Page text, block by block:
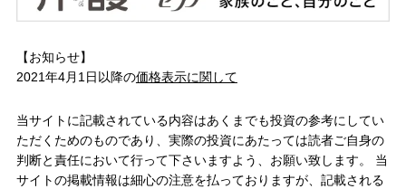
【お知らせ】
2021年4月1日以降の価格表示に関して
当サイトに記載されている内容はあくまでも投資の参考にしてい
ただくためのものであり、実際の投資にあたっては読者ご自身の
判断と責任において行って下さいますよう、お願い致します。 当
サイトの掲載情報は細心の注意を払っておりますが、記載される